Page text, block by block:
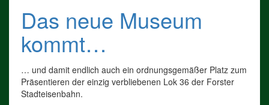
Das neue Museum
kommt…
… und damit endlich auch ein ordnungsgemäßer Platz zum
Präsentieren der einzig verbliebenen Lok 36 der Forster
Stadteisenbahn.